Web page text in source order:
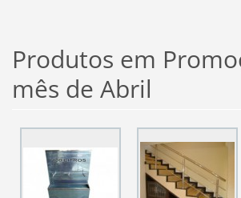
Produtos em
mês de Abril